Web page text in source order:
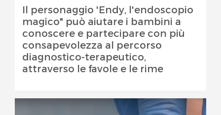
Il personaggio 'Endy, l'endoscopio
magico" può aiutare i bambini a
conoscere e partecipare con più
consapevolezza al percorso
diagnostico-terapeutico,
attraverso le favole e le rime